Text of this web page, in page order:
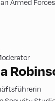
Armed Forces